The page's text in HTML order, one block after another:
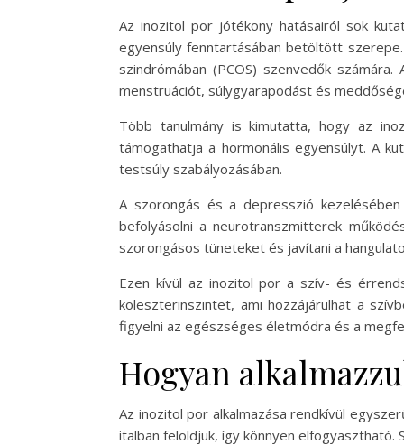
Az inozitol por jótékony hatásairól sok
egyensúly fenntartásában betöltött
szindrómában (PCOS) szenvedők
menstruációt, súlygyarapodást és
Több tanulmány is kimutatta, hogy az
támogathatja a hormonális egyensúlyt. A
testsúly szabályozásában.
A szorongás és a depresszió
befolyásolni a neurotranszmitterek
szorongásos tüneteket és javítani a
Ezen kívül az inozitol por a szív- és
koleszterinszintet, ami hozzájárulhat a
figyelni az egészséges életmódra és a
Hogyan
Az inozitol por alkalmazása rendkívül
italban feloldjuk, így könnyen